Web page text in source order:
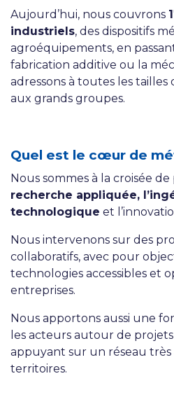
Aujourd’hui, nous couvrons
industriels, des dispositifs
agroéquipements, en
fabrication additive ou la
adressons à toutes les tailles
aux grands groupes.
Quel est le cœur de
Nous sommes à la croisée
recherche appliquée,
technologique et
Nous intervenons sur des
collaboratifs, avec pour
technologies accessibles et
entreprises.
Nous apportons aussi une
les acteurs autour de
appuyant sur un réseau très
territoires.